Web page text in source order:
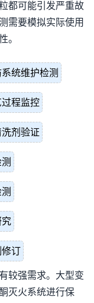
都可能引发严重故
需要模拟实际使用
。
统维护检测
程监控
剂验证
究
订
较强需求。大型变
灭火系统进行保